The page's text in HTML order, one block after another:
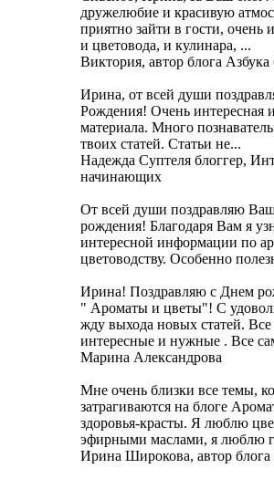
дружелюбие и красивую
приятно зайти в гости, очень
и цветовода, и кулинара, ...
Виктория, автор блога Азбука
Ирина, от всей души
Рождения! Очень интересная
материала. Много
твоих статей. Статьи не...
Надежда Суптеля блоггер,
начинающих
От всей души поздравляю
рождения! Благодаря Вам я
интересной информации по
цветоводству. Особенно
Ирина! Поздравляю с Днем
" Ароматы и цветы"! С
жду выхода новых статей.
интересные и нужные . Все
Марина Александрова
Мне очень близки все темы,
затрагиваются на блоге
здоровья-красты. Я люблю
эфирными маслами, я люблю
Ирина Широкова, автор блога